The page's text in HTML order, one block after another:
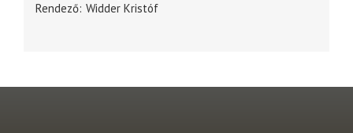
Rendező Widder Kristóf